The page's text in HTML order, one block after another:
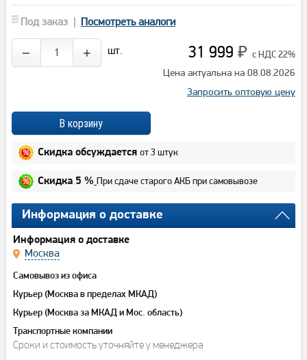
Под заказ | Посмотреть аналоги
− + шт. 31 999 ₽ с НДС 22%
Цена актуальна на 08.08.2026
Запросить оптовую цену
Скидка обсуждается от 3 штук
Скидка 5 % При сдаче старого АКБ при самовывозе
Информация о доставке
Информация о доставке
Москва
Самовывоз из офиса
Курьер (Москва в пределах МКАД)
Курьер (Москва за МКАД и Мос. область)
Транспортные компании
Сроки и стоимость уточняйте у менеджера